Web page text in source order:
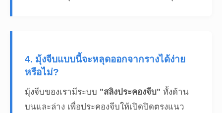
4. มุ้งจีบแบบนี้จะหลุดออกจากรางได้ง่าย
หรือไม่?
มุ้งจีบของเรามีระบบ "สลิงประคองจีบ" ทั้งด้าน
บนและล่าง เพื่อประคองจีบให้เปิดปิดตรงแนว